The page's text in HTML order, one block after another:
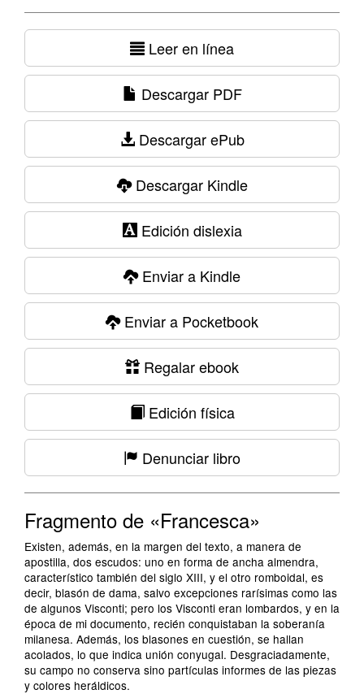
Leer en línea
Descargar PDF
Descargar ePub
Descargar Kindle
Edición dislexia
Enviar a Kindle
Enviar a Pocketbook
Regalar ebook
Edición física
Denunciar libro
Fragmento de «Francesca»
Existen, además, en la margen del texto, a manera de
apostilla, dos escudos: uno en forma de ancha almendra,
característico también del siglo XIII, y el otro romboidal, es
decir, blasón de dama, salvo excepciones rarísimas como las
de algunos Visconti; pero los Visconti eran lombardos, y en la
época de mi documento, recién conquistaban la soberanía
milanesa. Además, los blasones en cuestión, se hallan
acolados, lo que indica unión conyugal. Desgraciadamente,
su campo no conserva sino partículas informes de las piezas
y colores heráldicos.